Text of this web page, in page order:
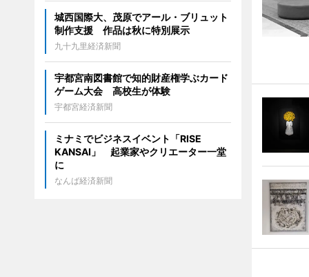
城西国際大、茂原でアール・ブリュット
制作支援 作品は秋に特別展示
九十九里経済新聞
宇都宮南図書館で知的財産権学ぶカード
ゲーム大会 高校生が体験
宇都宮経済新聞
ミナミでビジネスイベント「RISE
KANSAI」 起業家やクリエーター一堂
に
なんば経済新聞